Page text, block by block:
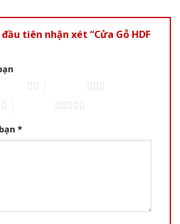
tiên nhận xét “Cửa Gỗ HDF
*